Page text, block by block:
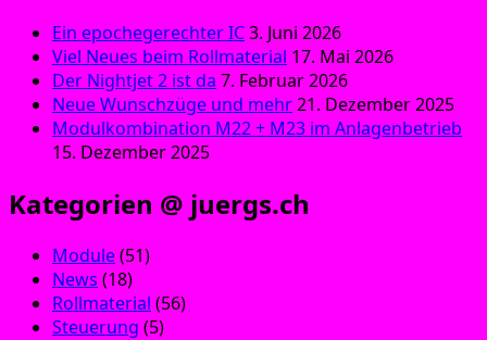
Ein epochegerechter IC3. Juni 2026
Viel Neues beim Rollmaterial 17. Mai 2026
Der Nightjet 2 ist da 7. Februar 2026
Neue Wunschzüge und mehr21. Dezember 2025
Modulkombination M22 + M23 im Anlagenbetrieb
15. Dezember 2025
Kategorien @ juergs.ch
Module(51)
News (18)
Rollmaterial (56)
Steuerung (5)